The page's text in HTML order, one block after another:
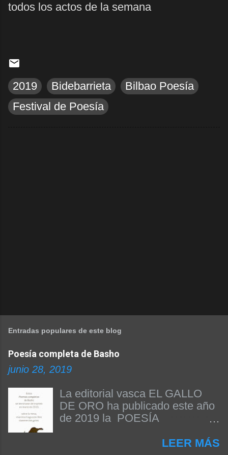
todos los actos de la semana
2019 Bidebarrieta
Bilbao Poesía
Festival de Poesía
Entradas populares de este blog
Poesía completa de Basho
junio 28, 2019
La editorial vasca EL GALLO
DE ORO ha publicado este año
de 2019 la POESÍA
LEER MÁS